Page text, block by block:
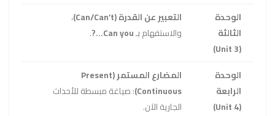
الوحدة
الثالثة
(Unit 3)
التعبير عن القدرة (Can/Can’t)
،
والاستفهام بـCan you…?
.
الوحدة
الرابعة
(Unit 4)
المضارع المستمر (Present
Continuous) : صياغة مبسطة للأحداث
الجارية الآن.